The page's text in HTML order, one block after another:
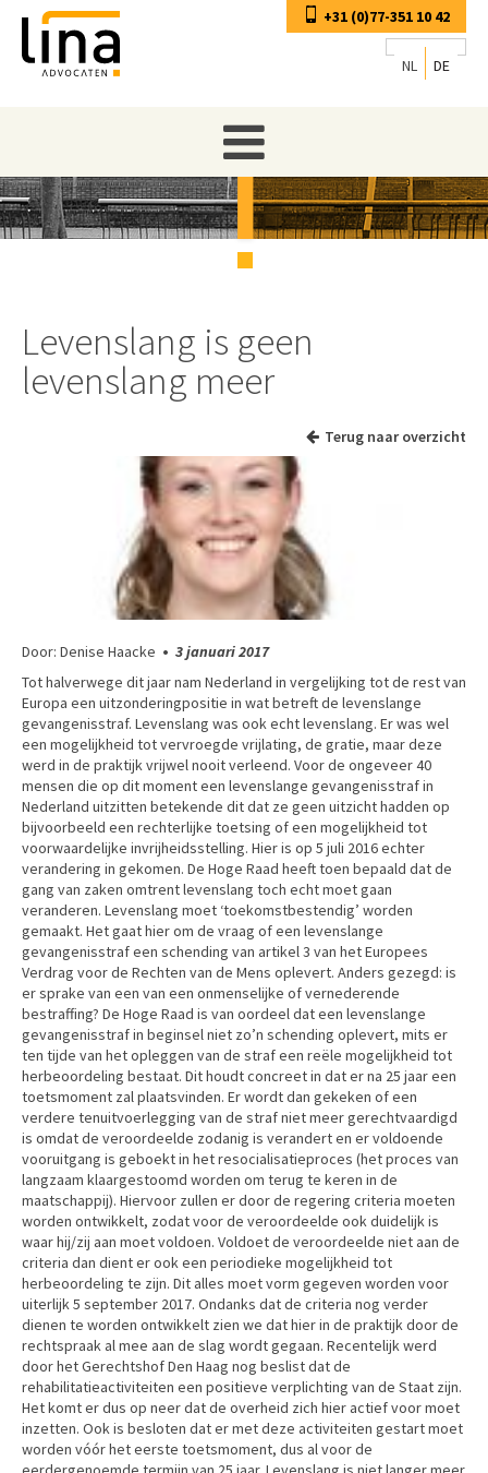
+31 (0)77-351 10 42
NL DE
Levenslang is geen
levenslang meer
Terug naar overzicht
Door: Denise Haacke • 3 januari 2017
Tot halverwege dit jaar nam Nederland in vergelijking tot de rest van
Europa een uitzonderingpositie in wat betreft de levenslange
gevangenisstraf. Levenslang was ook echt levenslang. Er was wel
een mogelijkheid tot vervroegde vrijlating, de gratie, maar deze
werd in de praktijk vrijwel nooit verleend. Voor de ongeveer 40
mensen die op dit moment een levenslange gevangenisstraf in
Nederland uitzitten betekende dit dat ze geen uitzicht hadden op
bijvoorbeeld een rechterlijke toetsing of een mogelijkheid tot
voorwaardelijke invrijheidsstelling. Hier is op 5 juli 2016 echter
verandering in gekomen. De Hoge Raad heeft toen bepaald dat de
gang van zaken omtrent levenslang toch echt moet gaan
veranderen. Levenslang moet ‘toekomstbestendig’ worden
gemaakt. Het gaat hier om de vraag of een levenslange
gevangenisstraf een schending van artikel 3 van het Europees
Verdrag voor de Rechten van de Mens oplevert. Anders gezegd: is
er sprake van een van een onmenselijke of vernederende
bestraffing? De Hoge Raad is van oordeel dat een levenslange
gevangenisstraf in beginsel niet zo’n schending oplevert, mits er
ten tijde van het opleggen van de straf een reële mogelijkheid tot
herbeoordeling bestaat. Dit houdt concreet in dat er na 25 jaar een
toetsmoment zal plaatsvinden. Er wordt dan gekeken of een
verdere tenuitvoerlegging van de straf niet meer gerechtvaardigd
is omdat de veroordeelde zodanig is verandert en er voldoende
vooruitgang is geboekt in het resocialisatieproces (het proces van
langzaam klaargestoomd worden om terug te keren in de
maatschappij). Hiervoor zullen er door de regering criteria moeten
worden ontwikkelt, zodat voor de veroordeelde ook duidelijk is
waar hij/zij aan moet voldoen. Voldoet de veroordeelde niet aan de
criteria dan dient er ook een periodieke mogelijkheid tot
herbeoordeling te zijn. Dit alles moet vorm gegeven worden voor
uiterlijk 5 september 2017. Ondanks dat de criteria nog verder
dienen te worden ontwikkelt zien we dat hier in de praktijk door de
rechtspraak al mee aan de slag wordt gegaan. Recentelijk werd
door het Gerechtshof Den Haag nog beslist dat de
rehabilitatieactiviteiten een positieve verplichting van de Staat zijn.
Het komt er dus op neer dat de overheid zich hier actief voor moet
inzetten. Ook is besloten dat er met deze activiteiten gestart moet
worden vóór het eerste toetsmoment, dus al voor de